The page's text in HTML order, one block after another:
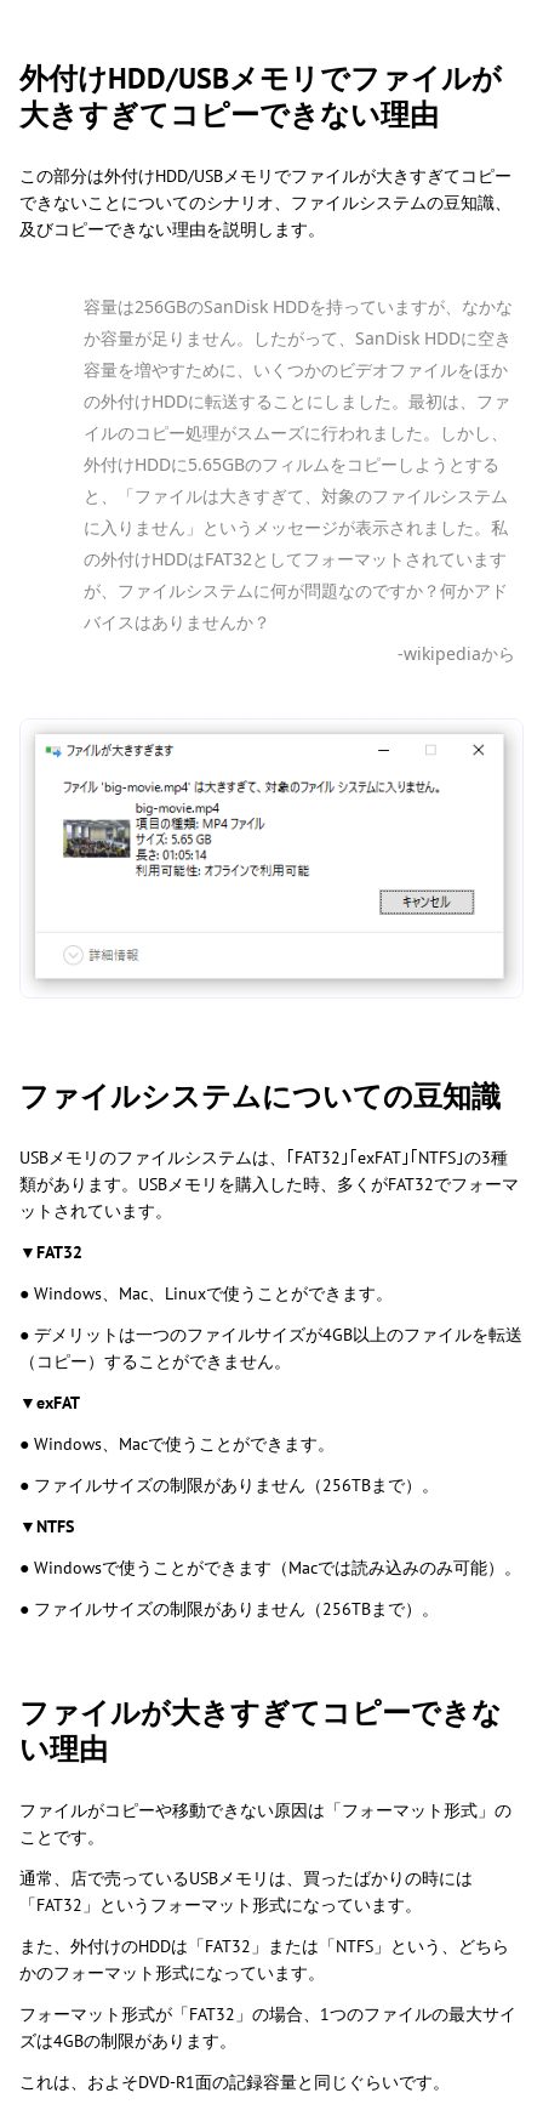
外付けHDD/USBメモリでファイルが
大きすぎてコピーできない理由
この部分は外付けHDD/USBメモリでファイルが大きすぎてコピー
できないことについてのシナリオ、ファイルシステムの豆知識、
及びコピーできない理由を説明します。
容量は256GBのSanDisk HDDを持っていますが、なかな
か容量が足りません。したがって、SanDisk HDDに空き
容量を増やすために、いくつかのビデオファイルをほか
の外付けHDDに転送することにしました。最初は、ファ
イルのコピー処理がスムーズに行われました。しかし、
外付けHDDに5.65GBのフィルムをコピーしようとする
と、「ファイルは大きすぎて、対象のファイルシステム
に入りません」というメッセージが表示されました。私
の外付けHDDはFAT32としてフォーマットされています
が、ファイルシステムに何が問題なのですか？何かアド
バイスはありませんか？
-wikipediaから
ファイルシステムについての豆知識
USBメモリのファイルシステムは、｢FAT32｣｢exFAT｣｢NTFS｣の3種
類があります。USBメモリを購入した時、多くがFAT32でフォーマ
ットされています。
▼FAT32
● Windows、Mac、Linuxで使うことができます。
● デメリットは一つのファイルサイズが4GB以上のファイルを転送
（コピー）することができません。
▼exFAT
● Windows、Macで使うことができます。
● ファイルサイズの制限がありません（256TBまで）。
▼NTFS
● Windowsで使うことができます（Macでは読み込みのみ可能）。
● ファイルサイズの制限がありません（256TBまで）。
ファイルが大きすぎてコピーできな
い理由
ファイルがコピーや移動できない原因は「フォーマット形式」の
ことです。
通常、店で売っているUSBメモリは、買ったばかりの時には
「FAT32」というフォーマット形式になっています。
また、外付けのHDDは「FAT32」または「NTFS」という、どちら
かのフォーマット形式になっています。
フォーマット形式が「FAT32」の場合、1つのファイルの最大サイ
ズは4GBの制限があります。
これは、およそDVD-R1面の記録容量と同じぐらいです。